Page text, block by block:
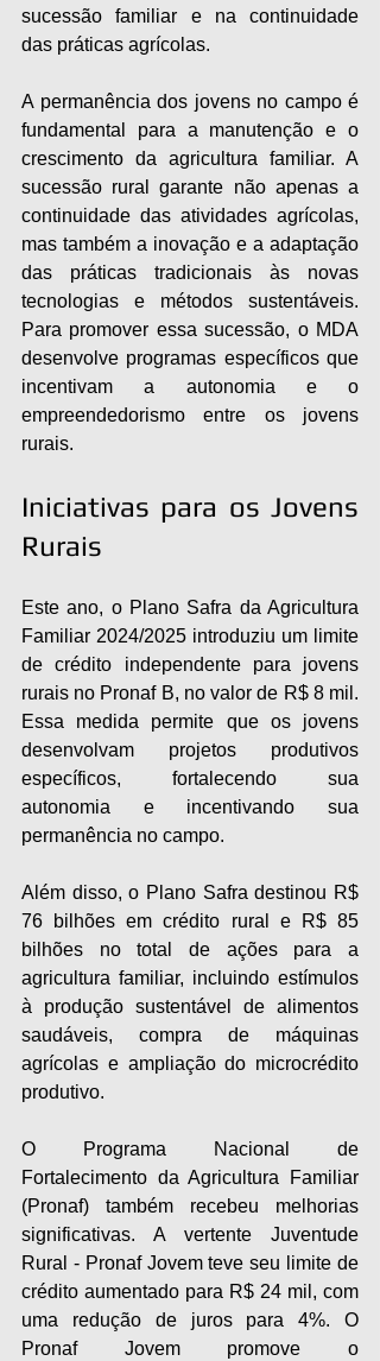
sucessão familiar e na continuidade
das práticas agrícolas.
A permanência dos jovens no campo é
fundamental para a manutenção e o
crescimento da agricultura familiar. A
sucessão rural garante não apenas a
continuidade das atividades agrícolas,
mas também a inovação e a adaptação
das práticas tradicionais às novas
tecnologias e métodos sustentáveis.
Para promover essa sucessão, o MDA
desenvolve programas específicos que
incentivam a autonomia e o
empreendedorismo entre os jovens
rurais.
Iniciativas para os Jovens
Rurais
Este ano, o Plano Safra da Agricultura
Familiar 2024/2025 introduziu um limite
de crédito independente para jovens
rurais no Pronaf B, no valor de R$ 8 mil.
Essa medida permite que os jovens
desenvolvam projetos produtivos
específicos, fortalecendo sua
autonomia e incentivando sua
permanência no campo.
Além disso, o Plano Safra destinou R$
76 bilhões em crédito rural e R$ 85
bilhões no total de ações para a
agricultura familiar, incluindo estímulos
à produção sustentável de alimentos
saudáveis, compra de máquinas
agrícolas e ampliação do microcrédito
produtivo.
O Programa Nacional de
Fortalecimento da Agricultura Familiar
(Pronaf) também recebeu melhorias
significativas. A vertente Juventude
Rural - Pronaf Jovem teve seu limite de
crédito aumentado para R$ 24 mil, com
uma redução de juros para 4%. O
Pronaf Jovem promove o